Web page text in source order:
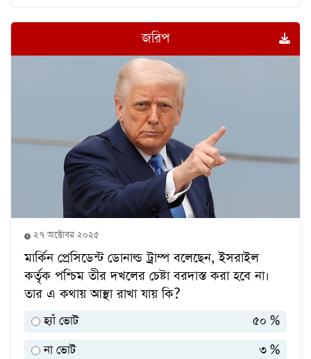
জরিপ
২৭ অক্টোবর ২০২৫
মার্কিন প্রেসিডেন্ট ডোনাল্ড ট্রাম্প বলেছেন, ইসরাইল
কর্তৃক পশ্চিম তীর দখলের চেষ্টা বরদাস্ত করা হবে না।
তার এ কথায় আস্থা রাখা যায় কি?
হ্যাঁ ভোট
৫০ %
না ভোট
৩ %